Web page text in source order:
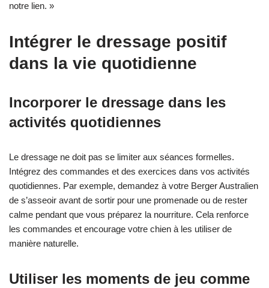
notre lien. »
Intégrer le dressage positif
dans la vie quotidienne
Incorporer le dressage dans les
activités quotidiennes
Le dressage ne doit pas se limiter aux séances formelles.
Intégrez des commandes et des exercices dans vos activités
quotidiennes. Par exemple, demandez à votre Berger Australien
de s’asseoir avant de sortir pour une promenade ou de rester
calme pendant que vous préparez la nourriture. Cela renforce
les commandes et encourage votre chien à les utiliser de
manière naturelle.
Utiliser les moments de jeu comme